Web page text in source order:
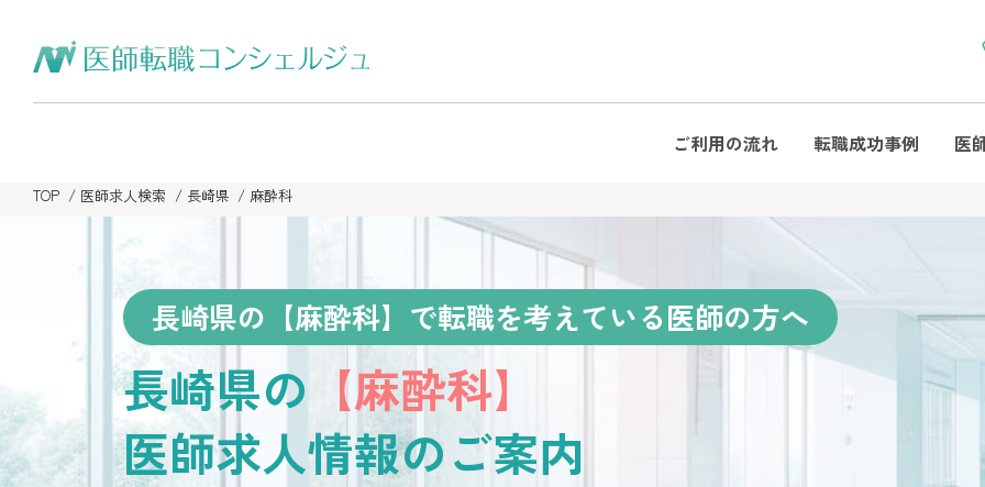
ご利用の流れ 転職成功事例 医
TOP 医師求人検索 長崎県 麻酔科
長崎県の【麻酔科】で転職を考えている医師の方へ
長崎県の 【麻酔科】
医師求人情報のご案内